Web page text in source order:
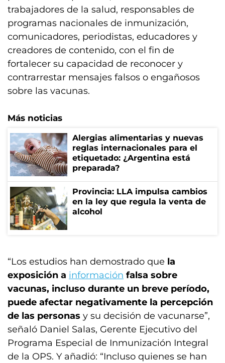
trabajadores de la salud, responsables de
programas nacionales de inmunización,
comunicadores, periodistas, educadores y
creadores de contenido, con el fin de
fortalecer su capacidad de reconocer y
contrarrestar mensajes falsos o engañosos
sobre las vacunas.
Más noticias
Alergias alimentarias y nuevas
reglas internacionales para el
etiquetado: ¿Argentina está
preparada?
Provincia: LLA impulsa cambios
en la ley que regula la venta de
alcohol
“Los estudios han demostrado que la
exposición a información falsa sobre
vacunas, incluso durante un breve período,
puede afectar negativamente la percepción
de las personas y su decisión de vacunarse”,
señaló Daniel Salas, Gerente Ejecutivo del
Programa Especial de Inmunización Integral
de la OPS. Y añadió: “Incluso quienes se han